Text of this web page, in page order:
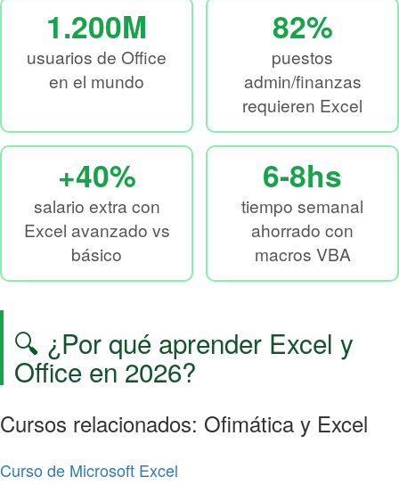
1.200M
usuarios de Office
en el mundo
82%
puestos
admin/finanzas
requieren Excel
+40%
salario extra con
Excel avanzado vs
básico
6-8hs
tiempo semanal
ahorrado con
macros VBA
🔍 ¿Por qué aprender Excel y
Office en 2026?
Cursos relacionados: Ofimática y Excel
Curso de Microsoft Excel